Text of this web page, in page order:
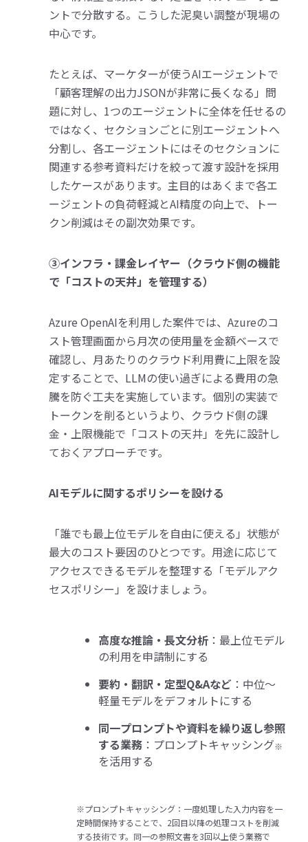
ントで分散する。こうした泥臭い調整が現場の
中心です。
たとえば、マーケターが使うAIエージェントで
「顧客理解の出力JSONが非常に長くなる」問
題に対し、1つのエージェントに全体を任せるの
ではなく、セクションごとに別エージェントへ
分割し、各エージェントにはそのセクションに
関連する参考資料だけを絞って渡す設計を採用
したケースがあります。主目的はあくまで各エ
ージェントの負荷軽減とAI精度の向上で、トー
クン削減はその副次効果です。
③インフラ・課金レイヤー（クラウド側の機能
で「コストの天井」を管理する）
Azure OpenAIを利用した案件では、Azureのコ
スト管理画面から月次の使用量を金額ベースで
確認し、月あたりのクラウド利用費に上限を設
定することで、LLMの使い過ぎによる費用の急
騰を防ぐ工夫を実施しています。個別の実装で
トークンを削るというより、クラウド側の課
金・上限機能で「コストの天井」を先に設計し
ておくアプローチです。
AIモデルに関するポリシーを設ける
「誰でも最上位モデルを自由に使える」状態が
最大のコスト要因のひとつです。用途に応じて
アクセスできるモデルを整理する「モデルアク
セスポリシー」を設けましょう。
高度な推論・長文分析 ：最上位モデル
の利用を申請制にする
要約・翻訳・定型Q&Aなど ：中位〜
軽量モデルをデフォルトにする
同一プロンプトや資料を繰り返し参照
する業務 ：プロンプトキャッシング※
を活用する
※プロンプトキャッシング：一度処理した入力内容を一
定時間保持することで、2回目以降の処理コストを削減
する技術です。同一の参照文書を3回以上使う業務で